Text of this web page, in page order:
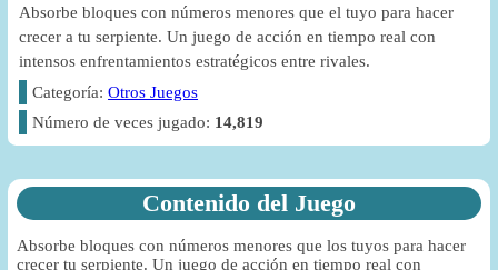
Absorbe bloques con números menores que el tuyo para hacer
crecer a tu serpiente. Un juego de acción en tiempo real con
intensos enfrentamientos estratégicos entre rivales.
Categoría:Otros Juegos
Número de veces jugado: 14,819
Contenido del Juego
Absorbe bloques con números menores que los tuyos para hacer
crecer tu serpiente. Un juego de acción en tiempo real con